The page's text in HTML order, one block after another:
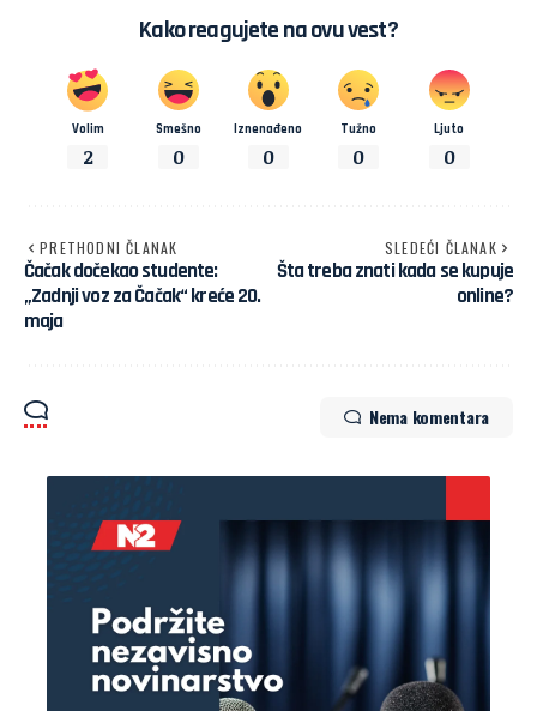
Kako reagujete na ovu vest?
Volim
2
Smešno
0
Iznenađeno
0
Tužno
0
Ljuto
0
PRETHODNI ČLANAK
Čačak dočekao studente:
„Zadnji voz za Čačak“ kreće 20.
maja
SLEDEĆI ČLANAK
Šta treba znati kada se kupuje
online?
Nema komentara